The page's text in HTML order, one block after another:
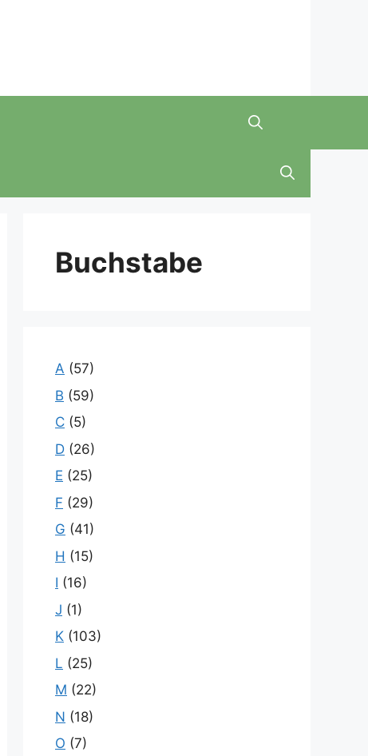
Buchstabe
A (57)
B (59)
C (5)
D (26)
E (25)
F (29)
G (41)
H (15)
I (16)
J (1)
K (103)
L (25)
M (22)
N (18)
O (7)